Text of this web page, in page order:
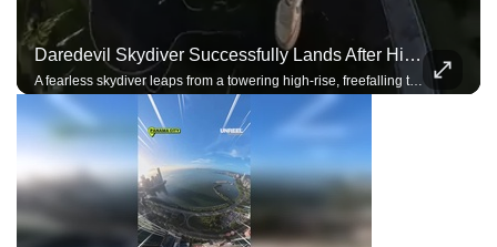
Daredevil Skydiver Successfully Lands After High-Rise Skysurfing Jump
A fearless skydiver leaps from a towering high-rise, freefalling through the city skyline before deploying the parachute and landing with incredible precision.